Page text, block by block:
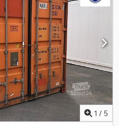
1 / 5